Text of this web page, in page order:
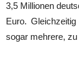
3,5 Millionen
Euro.
sogar mehrere, zu